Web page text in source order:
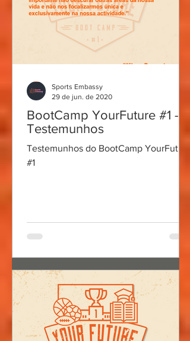
BootCamp YourFuture #1 -
Testemunhos
Testemunhos do BootCamp YourFuture
#1
Sports Embassy
29 de jun. de 2020